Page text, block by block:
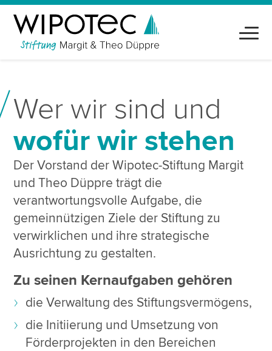
Wer wir sind und
wofür wir stehen
Der Vorstand der Wipotec-Stiftung Margit
und Theo Düppre trägt die
verantwortungsvolle Aufgabe, die
gemeinnützigen Ziele der Stiftung zu
verwirklichen und ihre strategische
Ausrichtung zu gestalten.
Zu seinen Kernaufgaben gehören
die Verwaltung des Stiftungsvermögens,
die Initiierung und Umsetzung von
Förderprojekten in den Bereichen